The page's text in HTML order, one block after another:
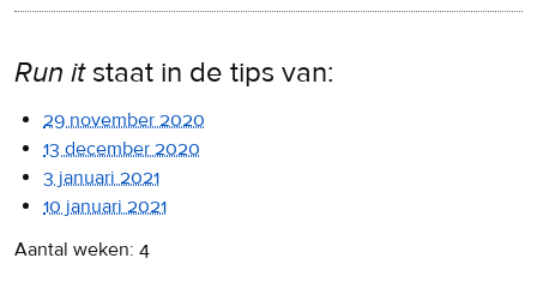
Run itstaat in de tips van:
29 november 2020
13 december 2020
3 januari 2021
10 januari 2021
Aantal weken: 4